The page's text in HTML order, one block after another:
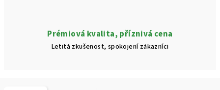
Prémiová kvalita, příznivá cena
Letitá zkušenost, spokojení zákazníci